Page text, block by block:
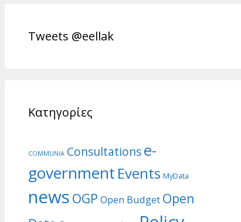
Tweets @eellak
Κατηγορίες
COMMUNIA Consultations e-
government Events MyData
news OGP Open Budget Open